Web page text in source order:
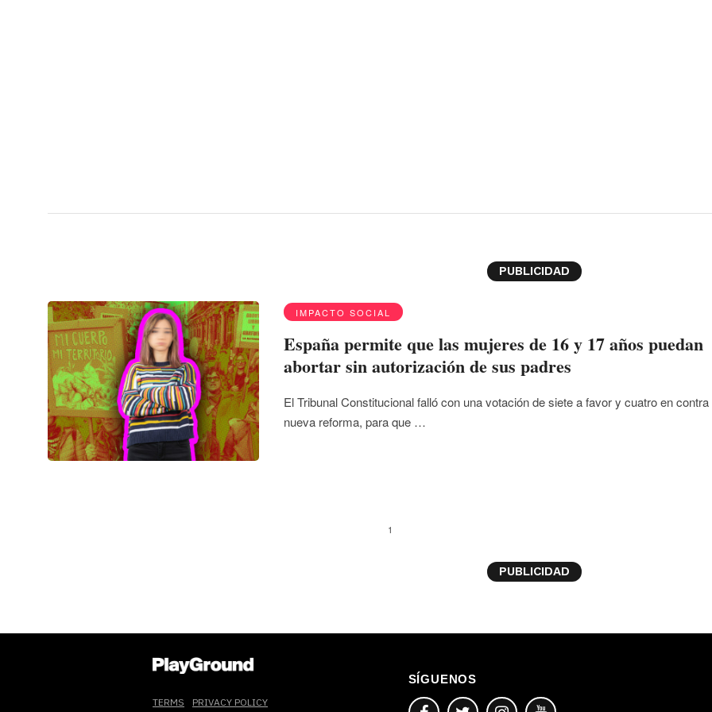
PUBLICIDAD
IMPACTO SOCIAL
España permite que las mujeres de 16 y 17 años puedan
abortar sin autorización de sus padres
El Tribunal Constitucional falló con una votación de siete a favor y cuatro en contra
nueva reforma, para que …
1
PUBLICIDAD
TERMS PRIVACY POLICY
SÍGUENOS